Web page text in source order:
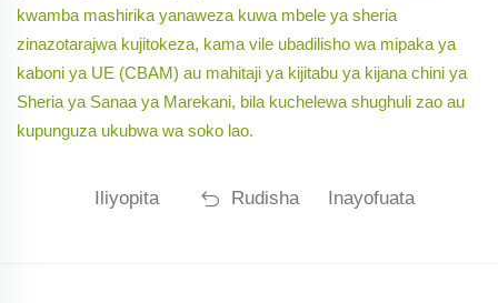
kwamba mashirika yanaweza kuwa mbele ya sheria
zinazotarajwa kujitokeza, kama vile ubadilisho wa mipaka ya
kaboni ya UE (CBAM) au mahitaji ya kijitabu ya kijana chini ya
Sheria ya Sanaa ya Marekani, bila kuchelewa shughuli zao au
kupunguza ukubwa wa soko lao.
Iliyopita Rudisha Inayofuata